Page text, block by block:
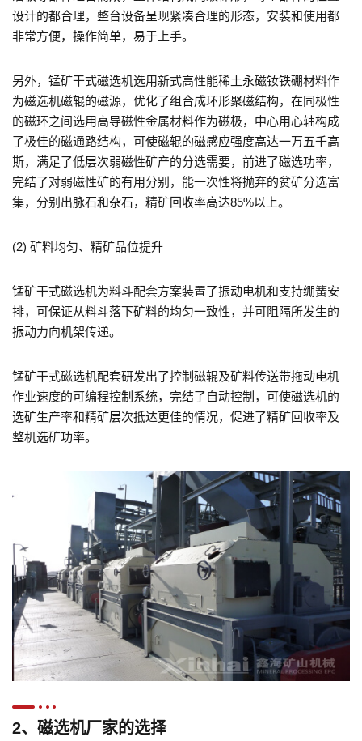
设计的都合理，整台设备呈现紧凑合理的形态，安装和使用都
非常方便，操作简单，易于上手。
另外，锰矿干式磁选机选用新式高性能稀土永磁钕铁硼材料作
为磁选机磁辊的磁源，优化了组合成环形聚磁结构，在同极性
的磁环之间选用高导磁性金属材料作为磁极，中心用心轴构成
了极佳的磁通路结构，可使磁辊的磁感应强度高达一万五千高
斯，满足了低层次弱磁性矿产的分选需要，前进了磁选功率，
完结了对弱磁性矿的有用分别，能一次性将抛弃的贫矿分选富
集，分别出脉石和杂石，精矿回收率高达85%以上。
(2) 矿料均匀、精矿品位提升
锰矿干式磁选机为料斗配套方案装置了振动电机和支持绷簧安
排，可保证从料斗落下矿料的均匀一致性，并可阻隔所发生的
振动力向机架传递。
锰矿干式磁选机配套研发出了控制磁辊及矿料传送带拖动电机
作业速度的可编程控制系统，完结了自动控制，可使磁选机的
选矿生产率和精矿层次抵达更佳的情况，促进了精矿回收率及
整机选矿功率。
2、磁选机厂家的选择